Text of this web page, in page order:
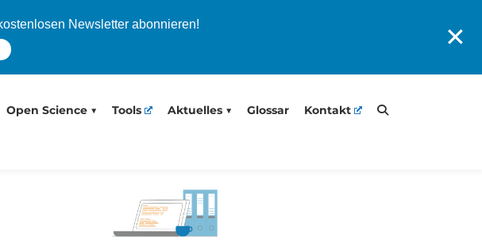
Newsletter abonnieren!
✕
Open Science Tools Aktuelles Glossar Kontakt